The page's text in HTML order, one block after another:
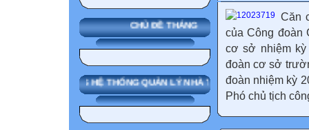
CHỦ ĐỀ THÁNG
SMAS HỆ THỐNG QUẢN LÝ NHÀ TRƯỜNG
Căn
của Công đoàn
cơ sở nhiệm kỳ
đoàn cơ sở
đoàn nhiệm kỳ
Phó chủ tịch